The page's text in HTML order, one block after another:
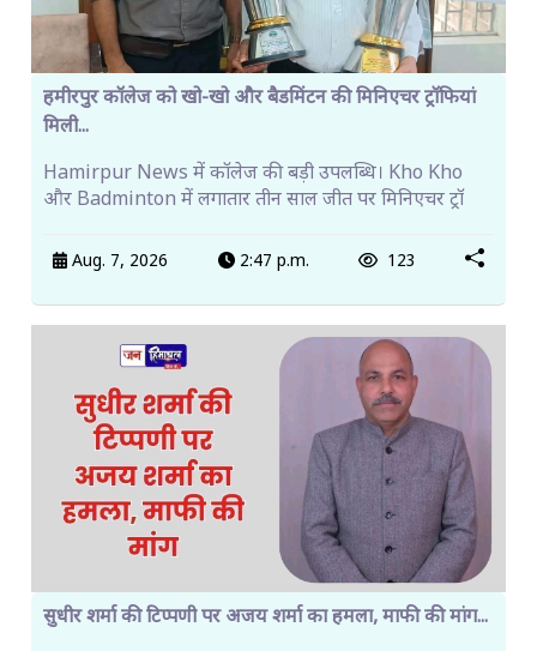
हमीरपुर कॉलेज को खो-खो और बैडमिंटन की मिनिएचर ट्रॉफियां
मिली...
Hamirpur News में कॉलेज की बड़ी उपलब्धि। Kho Kho
और Badminton में लगातार तीन साल जीत पर मिनिएचर ट्रॉ
Aug. 7, 2026 2:47 p.m. 123
सुधीर शर्मा की टिप्पणी पर अजय शर्मा का हमला, माफी की मांग...